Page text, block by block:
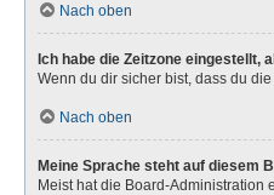
Nach oben
Ich habe die Zeitzone eingestellt,
Wenn du dir sicher bist, dass du
Nach oben
Meine Sprache steht auf diesem
Meist hat die Board-Administration